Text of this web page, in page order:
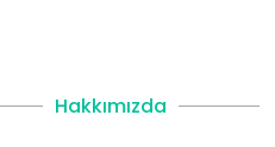
Hakkımızda